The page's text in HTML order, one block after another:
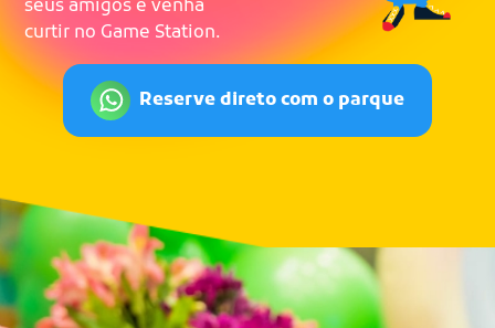
seus amigos e venha
curtir no Game Station.
Reserve direto com o parque